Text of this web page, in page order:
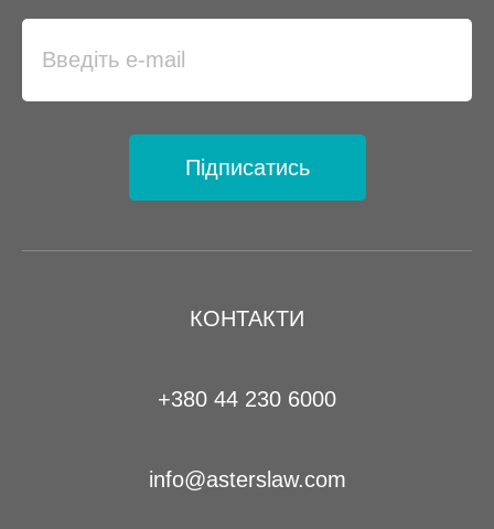
КОНТАКТИ
+380 44 230 6000
info@asterslaw.com
Підписатись